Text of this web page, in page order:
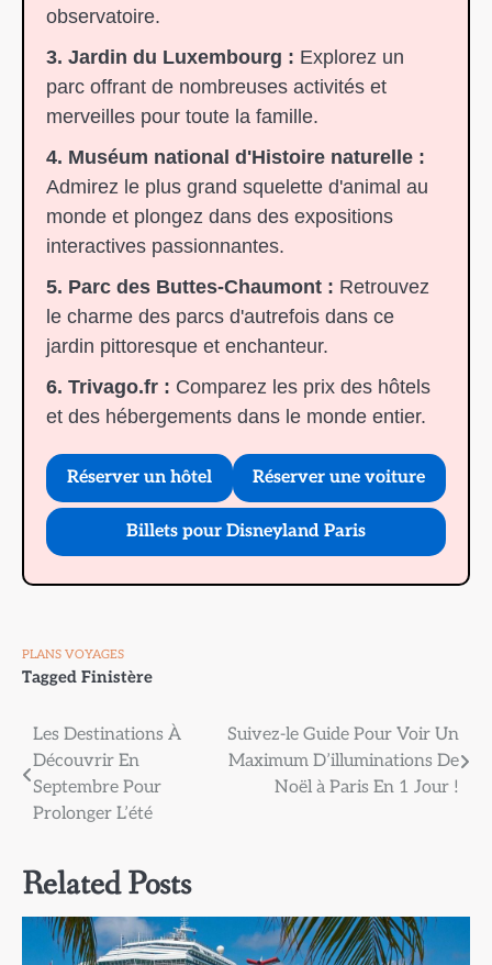
observatoire.
3. Jardin du Luxembourg : Explorez un
parc offrant de nombreuses activités et
merveilles pour toute la famille.
4. Muséum national d'Histoire naturelle :
Admirez le plus grand squelette d'animal au
monde et plongez dans des expositions
interactives passionnantes.
5. Parc des Buttes-Chaumont : Retrouvez
le charme des parcs d'autrefois dans ce
jardin pittoresque et enchanteur.
6. Trivago.fr : Comparez les prix des hôtels
et des hébergements dans le monde entier.
Réserver un hôtel Réserver une voiture
Billets pour Disneyland Paris
PLANS VOYAGES
Tagged Finistère
Navigation
de
l’article
Les Destinations À
Découvrir En
Septembre Pour
Prolonger L’été
Suivez-le Guide Pour Voir Un
Maximum D’illuminations De
Noël à Paris En 1 Jour !
Related Posts